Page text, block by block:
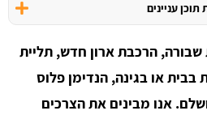
עניינים
שבורה, הרכבת ארון חדש, תליית
או בגינה, הנדימן פלוס
אנו מבינים את הצרכים